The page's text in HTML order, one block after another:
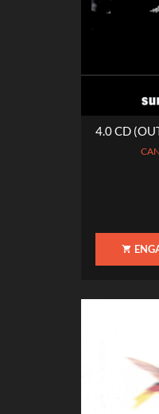
4.0 CD